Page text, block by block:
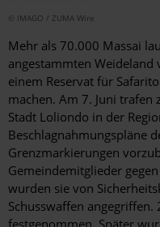
© IMAGO / ZUMA Wire
Mehr als 70.000 Massai
angestammten Weideland
einem Reservat für
machen. Am 7. Juni trafen
Stadt Loliondo in der
Beschlagnahmungspläne
Grenzmarkierungen
Gemeindemitglieder
wurden sie von
Schusswaffen
festgenommen. Später